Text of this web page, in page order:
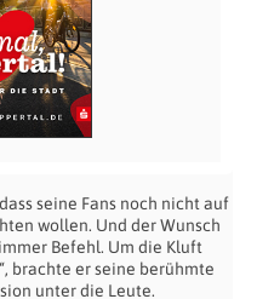
seine Fans noch nicht auf
wollen. Und der Wunsch
Befehl. Um die Kluft
brachte er seine berühmte
unter die Leute.